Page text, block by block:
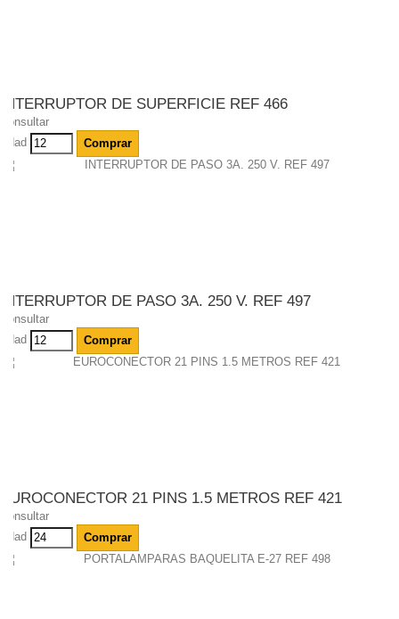
INTERRUPTOR DE SUPERFICIE REF 466
Consultar
Udad
Comprar
INTERRUPTOR DE PASO 3A. 250 V. REF 497
Consultar
Udad
Comprar
EUROCONECTOR 21 PINS 1.5 METROS REF 421
Consultar
Udad
Comprar